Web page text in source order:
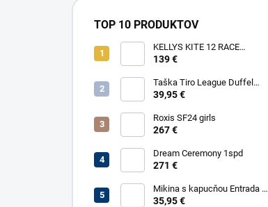
TOP 10 PRODUKTOV
KELLYS KITE 12 RACE
YELLOW
139 €
Taška Tiro League Duffel
Large
39,95 €
Roxis SF24 girls
267 €
Dream Ceremony 1spd
271 €
Mikina s kapucňou Entrada 22
Sweat
35,95 €